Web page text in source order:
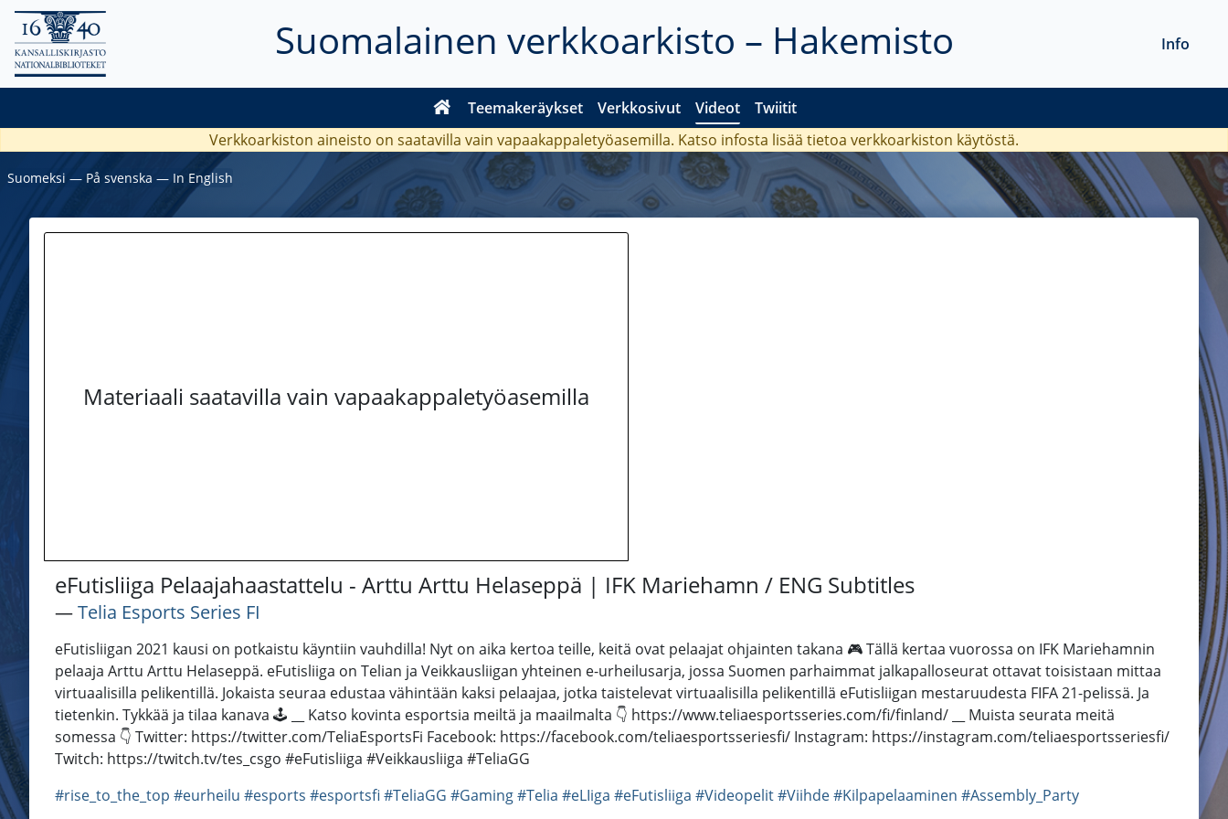
Suomalainen verkkoarkisto – Hakemisto
Teemakeräykset Verkkosivut Videot Twiitit
Info
Verkkoarkiston aineisto on saatavilla vain vapaakappaletyöasemilla. Katso infosta lisää tietoa verkkoarkiston käytöstä.
Suomeksi ― På svenska ― In English
Materiaali saatavilla vain vapaakappaletyöasemilla
eFutisliiga Pelaajahaastattelu - Arttu Arttu Helaseppä | IFK Mariehamn / ENG Subtitles
―Telia Esports Series FI
eFutisliigan 2021 kausi on potkaistu käyntiin vauhdilla! Nyt on aika kertoa teille, keitä ovat pelaajat ohjainten takana 🎮 Tällä kertaa vuorossa on IFK Mariehamnin
pelaaja Arttu Arttu Helaseppä. eFutisliiga on Telian ja Veikkausliigan yhteinen e-urheilusarja, jossa Suomen parhaimmat jalkapalloseurat ottavat toisistaan mittaa
virtuaalisilla pelikentillä. Jokaista seuraa edustaa vähintään kaksi pelaajaa, jotka taistelevat virtuaalisilla pelikentillä eFutisliigan mestaruudesta FIFA 21-pelissä. Ja
tietenkin. Tykkää ja tilaa kanava 🕹️ __ Katso kovinta esportsia meiltä ja maailmalta 👇 https://www.teliaesportsseries.com/fi/finland/ __ Muista seurata meitä
somessa 👇 Twitter: https://twitter.com/TeliaEsportsFi Facebook: https://facebook.com/teliaesportsseriesfi/ Instagram: https://instagram.com/teliaesportsseriesfi/
Twitch: https://twitch.tv/tes_csgo #eFutisliiga #Veikkausliiga #TeliaGG
#rise_to_the_top #eurheilu #esports #esportsfi #TeliaGG #Gaming#Telia #eLIiga #eFutisliiga #Videopelit#Viihde#Kilpapelaaminen #Assembly_Party